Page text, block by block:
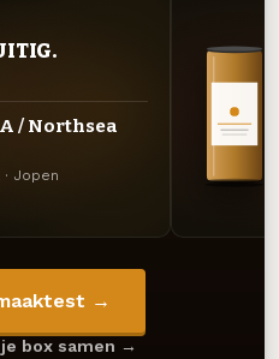
/ Northsea
· Jopen
→
box samen →